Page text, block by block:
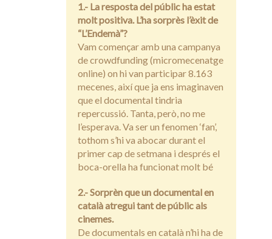
1.- La resposta del públic ha estat
molt positiva. L’ha sorprès l’èxit de
“L’Endemà”?
Vam començar amb una campanya
de crowdfunding (micromecenatge
online) on hi van participar 8.163
mecenes, així que ja ens imaginaven
que el documental tindria
repercussió. Tanta, però, no me
l’esperava. Va ser un fenomen ‘fan’,
tothom s’hi va abocar durant el
primer cap de setmana i després el
boca-orella ha funcionat molt bé
2.- Sorprèn que un documental en
català atregui tant de públic als
cinemes.
De documentals en català n’hi ha de